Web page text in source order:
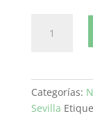
paraíso
cantidad
Categorías:
Sevilla